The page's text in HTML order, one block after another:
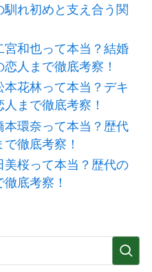
れ初めと支え合う関
和也って本当？結婚
人まで徹底考察！
花林って本当？デキ
まで徹底考察！
環奈って本当？歴代
徹底考察！
美桜って本当？歴代の
底考察！